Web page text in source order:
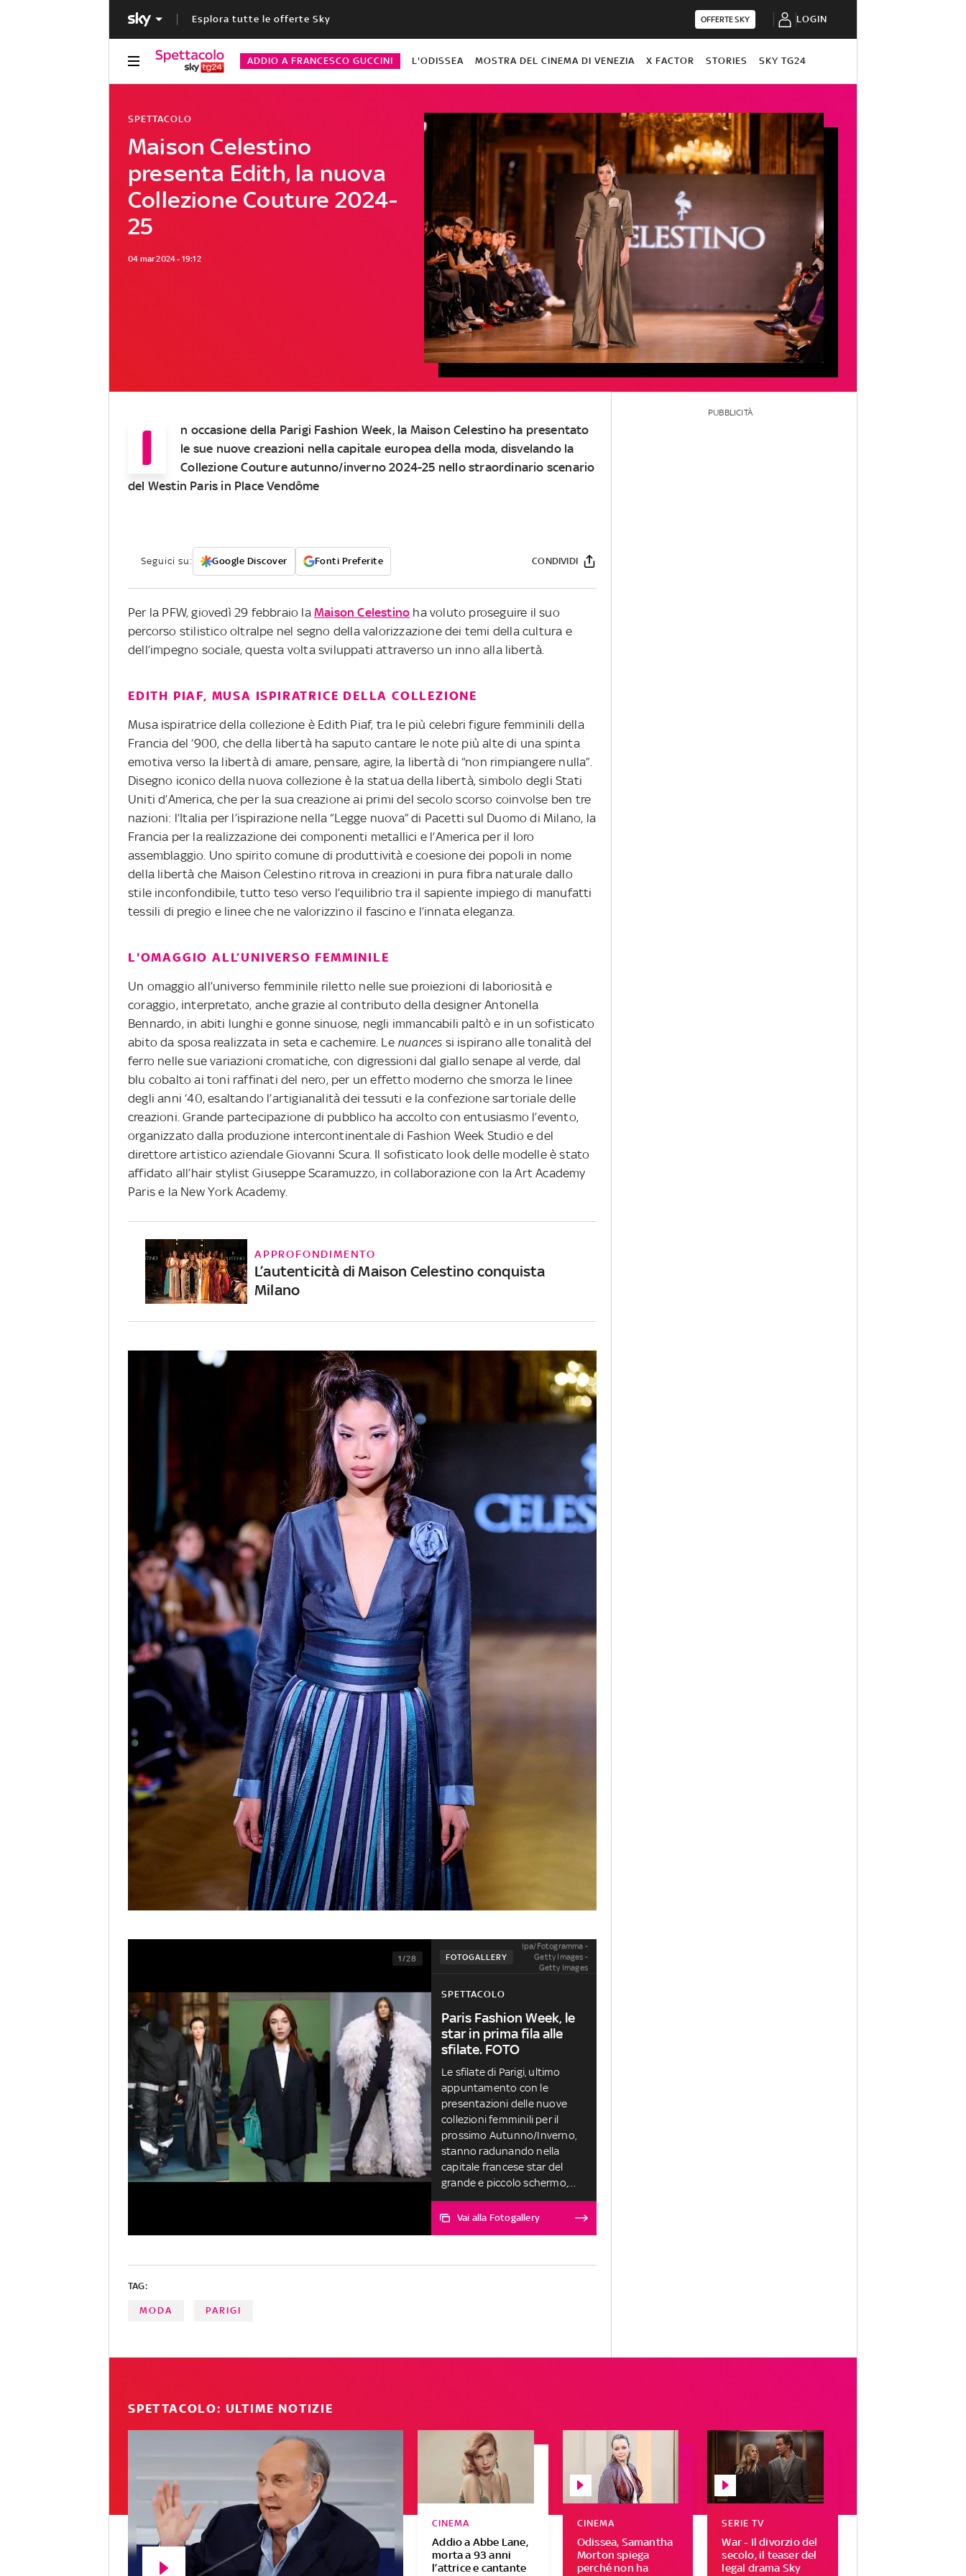
Esplora tutte le offerte Sky OFFERTE SKY LOGIN
ADDIO A FRANCESCO GUCCINI L'ODISSEA MOSTRA DEL CINEMA DI VENEZIA X FACTOR STORIES SKY TG24
Maison Celestino
presenta Edith, la nuova
Collezione Couture 2024-
25
SPETTACOLO
04 mar 2024 - 19:12
I
n occasione della Parigi Fashion Week, la Maison Celestino ha presentato
le sue nuove creazioni nella capitale europea della moda, disvelando la
Collezione Couture autunno/inverno 2024-25 nello straordinario scenario
del Westin Paris in Place Vendôme
Seguici su: Google Discover Fonti Preferite CONDIVIDI
Per la PFW, giovedì 29 febbraio la Maison Celestino ha voluto proseguire il suo
percorso stilistico oltralpe nel segno della valorizzazione dei temi della cultura e
dell’impegno sociale, questa volta sviluppati attraverso un inno alla libertà.
EDITH PIAF, MUSA ISPIRATRICE DELLA COLLEZIONE
Musa ispiratrice della collezione è Edith Piaf, tra le più celebri figure femminili della
Francia del ‘900, che della libertà ha saputo cantare le note più alte di una spinta
emotiva verso la libertà di amare, pensare, agire, la libertà di “non rimpiangere nulla”.
Disegno iconico della nuova collezione è la statua della libertà, simbolo degli Stati
Uniti d’America, che per la sua creazione ai primi del secolo scorso coinvolse ben tre
nazioni: l’Italia per l’ispirazione nella “Legge nuova” di Pacetti sul Duomo di Milano, la
Francia per la realizzazione dei componenti metallici e l’America per il loro
assemblaggio. Uno spirito comune di produttività e coesione dei popoli in nome
della libertà che Maison Celestino ritrova in creazioni in pura fibra naturale dallo
stile inconfondibile, tutto teso verso l’equilibrio tra il sapiente impiego di manufatti
tessili di pregio e linee che ne valorizzino il fascino e l’innata eleganza.
L'OMAGGIO ALL’UNIVERSO FEMMINILE
Un omaggio all’universo femminile riletto nelle sue proiezioni di laboriosità e
coraggio, interpretato, anche grazie al contributo della designer Antonella
Bennardo, in abiti lunghi e gonne sinuose, negli immancabili paltò e in un sofisticato
abito da sposa realizzata in seta e cachemire. Le nuances si ispirano alle tonalità del
ferro nelle sue variazioni cromatiche, con digressioni dal giallo senape al verde, dal
blu cobalto ai toni raffinati del nero, per un effetto moderno che smorza le linee
degli anni ‘40, esaltando l’artigianalità dei tessuti e la confezione sartoriale delle
creazioni. Grande partecipazione di pubblico ha accolto con entusiasmo l’evento,
organizzato dalla produzione intercontinentale di Fashion Week Studio e del
direttore artistico aziendale Giovanni Scura. Il sofisticato look delle modelle è stato
affidato all’hair stylist Giuseppe Scaramuzzo, in collaborazione con la Art Academy
Paris e la New York Academy.
APPROFONDIMENTO
L’autenticità di Maison Celestino conquista
Milano
FOTOGALLERY
Ipa/Fotogramma -
Getty Images -
Getty Images
1/28
SPETTACOLO
Paris Fashion Week, le
star in prima fila alle
sfilate. FOTO
Le sfilate di Parigi, ultimo
appuntamento con le
presentazioni delle nuove
collezioni femminili per il
prossimo Autunno/Inverno,
stanno radunando nella
capitale francese star del
grande e piccolo schermo,
volti del mondo della musica
e dello spettacolo, top model
Vai alla Fotogallery
TAG:
MODA PARIGI
PUBBLICITÀ
SPETTACOLO: ULTIME NOTIZIE
Addio a Abbe Lane,
morta a 93 anni
l’attrice e cantante
CINEMA
Odissea, Samantha
Morton spiega
perché non ha
CINEMA
War - Il divorzio del
secolo, il teaser del
legal drama Sky
SERIE TV